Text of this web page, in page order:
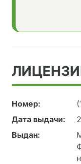
Номер:
Дата выдачи:
Выдан: